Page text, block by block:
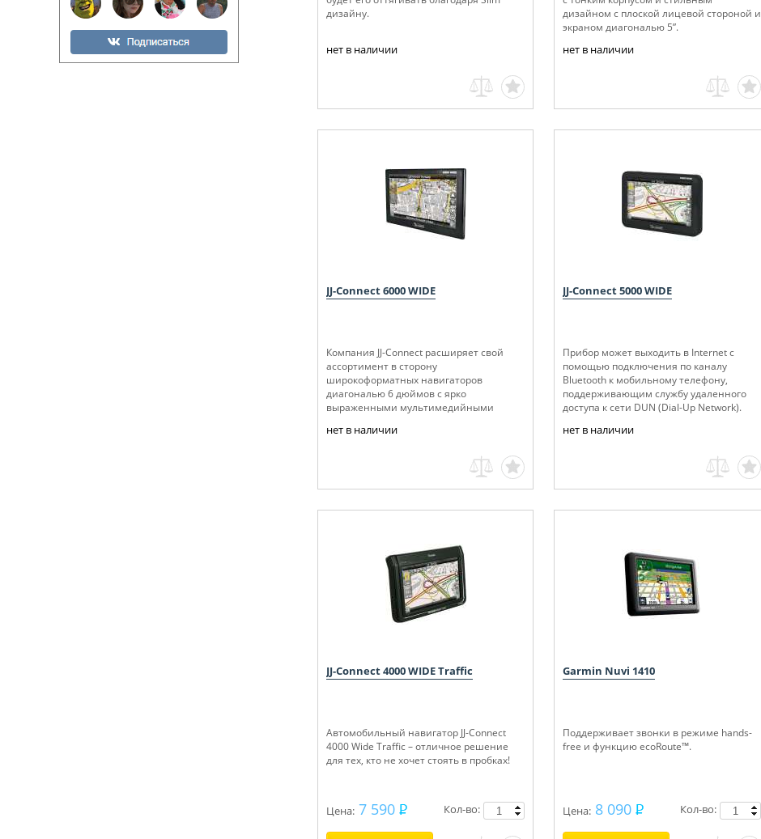
дизайну.
нет в наличии
дизайном с плоской лицевой стороной и
экраном диагональю 5”.
нет в наличии
JJ-Connect 6000 WIDE
Компания JJ-Connect расширяет свой
ассортимент в сторону
широкоформатных навигаторов
диагональю 6 дюймов с ярко
выраженными мультимедийными
нет в наличии
JJ-Connect 5000 WIDE
Прибор может выходить в Internet c
помощью подключения по каналу
Bluetooth к мобильному телефону,
поддерживающим службу удаленного
доступа к сети DUN (Dial-Up Network).
нет в наличии
JJ-Connect 4000 WIDE Traffic
Автомобильный навигатор JJ-Connect
4000 Wide Traffic – отличное решение
для тех, кто не хочет стоять в пробках!
Цена: 7 590
Кол-во:
Garmin Nuvi 1410
Поддерживает звонки в режиме hands-
free и функцию ecoRoute™.
Цена: 8 090
Кол-во: